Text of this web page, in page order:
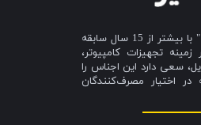
فروشگاه "کیوسک" با بیشتر از 15 سال سابقه
تجهیزات کامپیوتر،
سعی دارد این اجناس را
در اختیار مصرف‌کنندگان